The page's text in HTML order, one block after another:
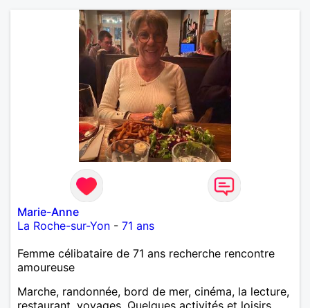
Marie-Anne
La Roche-sur-Yon - 71 ans
Femme célibataire de 71 ans recherche rencontre
amoureuse
Marche, randonnée, bord de mer, cinéma, la lecture,
restaurant, voyages. Quelques activités et loisirs